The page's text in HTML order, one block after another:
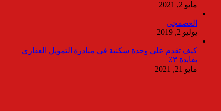
مايو 2, 2021
العضمجى
يوليو 2, 2019
كيف تقدم على وحدة سكنية فى مبادرة التمويل العقاري
بفايدة ٣٪
مايو 21, 2021